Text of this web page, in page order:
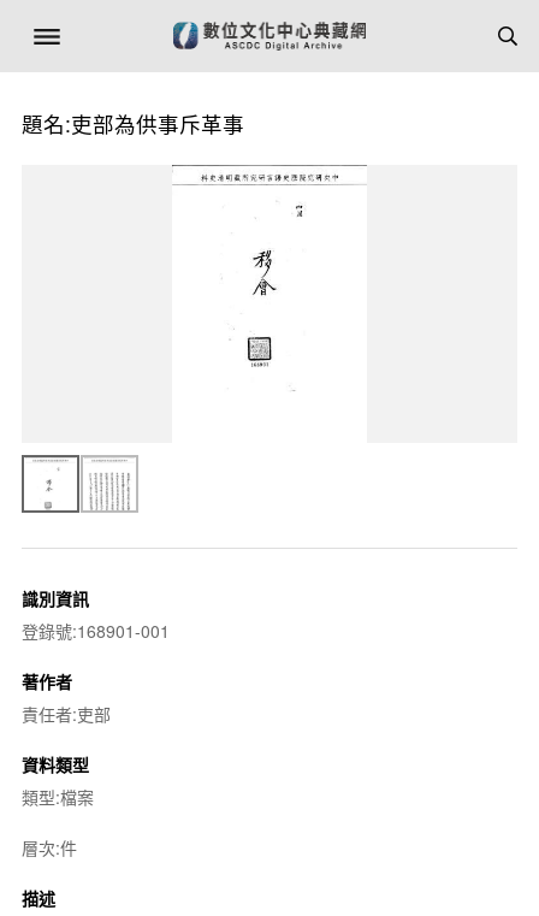
題名:吏部為供事斥革事
識別資訊
登錄號:168901-001
著作者
責任者:吏部
資料類型
類型:檔案
層次:件
描述